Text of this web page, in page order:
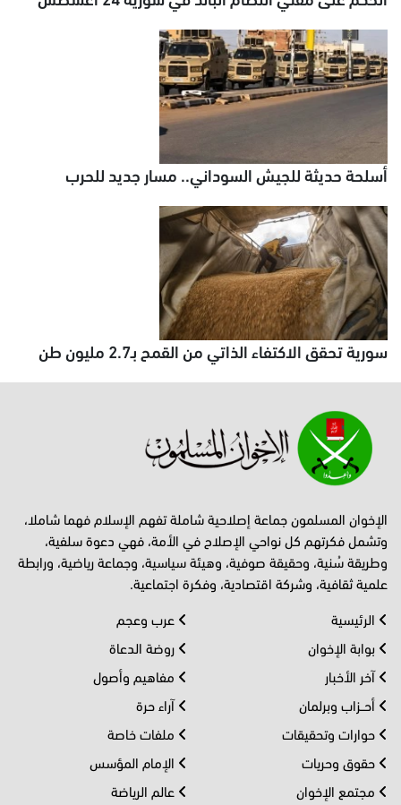
أسلحة حديثة للجيش السوداني.. مسار جديد للحرب
سورية تحقق الاكتفاء الذاتي من القمح بـ2.7 مليون طن
الإخوان المسلمون جماعة إصلاحية شاملة تفهم الإسلام فهما شاملا،
وتشمل فكرتهم كل نواحي الإصلاح في الأمة، فهي دعوة سلفية،
وطريقة سُنية، وحقيقة صوفية، وهيئة سياسية، وجماعة رياضية، ورابطة
علمية ثقافية، وشركة اقتصادية، وفكرة اجتماعية.
الرئيسية
بوابة الإخوان
آخر الأخبار
أحــزاب وبرلمان
حوارات وتحقيقات
حقوق وحريات
مجتمع الإخوان
عرب وعجم
روضة الدعاة
مفاهيم وأصول
آراء حرة
ملفات خاصة
الإمام المؤسس
عالم الرياضة